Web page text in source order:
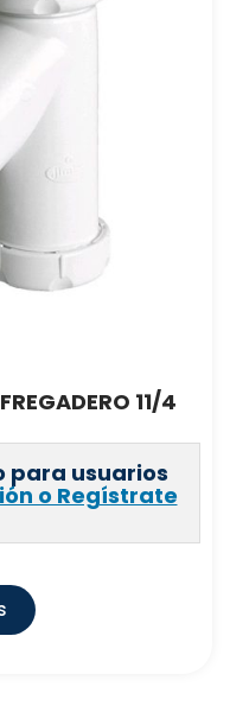
11/4
para usuarios
o Regístrate